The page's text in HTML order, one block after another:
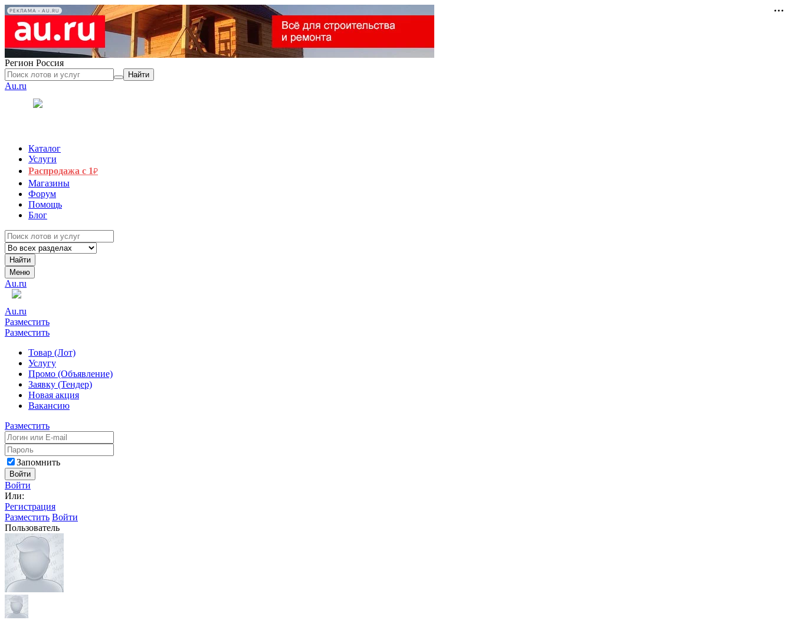
РЕКЛАМА • AU.RU
Регион Россия
Найти
Au.ru
Каталог
Услуги
Распродажа с 1₽
Магазины
Форум
Помощь
Блог
Найти
Меню
Au.ru
Au.ru
Разместить
Разместить
Товар (Лот)
Услугу
Промо (Объявление)
Заявку (Тендер)
Новая акция
Вакансию
Разместить
Запомнить
Войти
Войти
Или:
Регистрация
Разместить Войти
Пользователь